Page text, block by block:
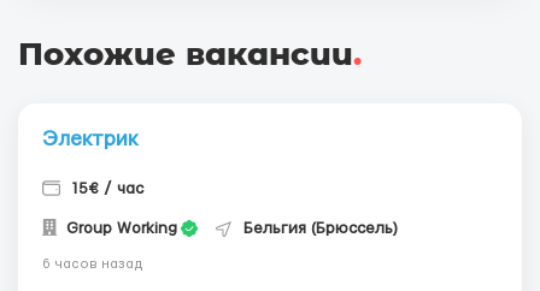
Похожие вакансии.
Электрик
15€ / час
Group Working Бельгия (Брюссель)
6 часов назад